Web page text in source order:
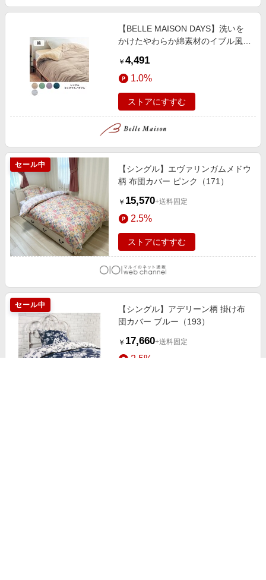
【BELLE MAISON DAYS】洗いを
かけたやわらか綿素材のイブル風3
￥ 4,491
1.0%
ストアにすすむ
セール中
【シングル】エヴァリンガムメドウ
柄 布団カバー ピンク（171）
￥ 15,570+送料固定
2.5%
ストアにすすむ
セール中
【シングル】アデリーン柄 掛け布
団カバー ブルー（193）
￥ 17,660+送料固定
2.5%